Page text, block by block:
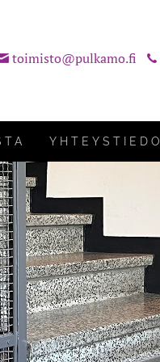
toimisto@pulkamo.fi